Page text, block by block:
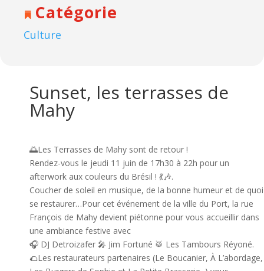
Catégorie
Culture
Sunset, les terrasses de
Mahy
🌅Les Terrasses de Mahy sont de retour !
Rendez-vous le jeudi 11 juin de 17h30 à 22h pour un
afterwork aux couleurs du Brésil ! 💃🎶.
Coucher de soleil en musique, de la bonne humeur et de quoi
se restaurer…Pour cet événement de la ville du Port, la rue
François de Mahy devient piétonne pour vous accueillir dans
une ambiance festive avec
🎧 DJ Detroizafer 🎤 Jim Fortuné 🥁 Les Tambours Réyoné.
🌮Les restaurateurs partenaires (Le Boucanier, À L’abordage,